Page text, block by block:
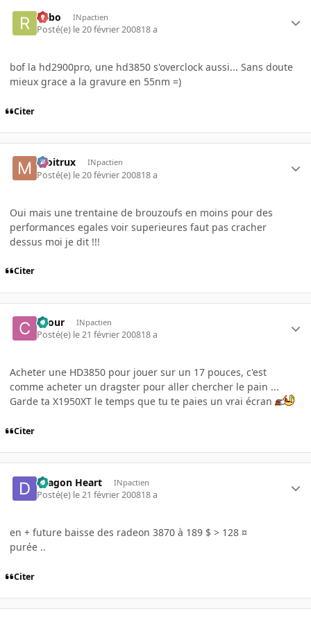
risbo INpactien
Posté(e) le 20 février 200818 a
bof la hd2900pro, une hd3850 s'overclock aussi... Sans doute
mieux grace a la gravure en 55nm =)
Citer
moitrux INpactien
Posté(e) le 20 février 200818 a
Oui mais une trentaine de brouzoufs en moins pour des
performances egales voir superieures faut pas cracher
dessus moi je dit !!!
Citer
chour INpactien
Posté(e) le 21 février 200818 a
Acheter une HD3850 pour jouer sur un 17 pouces, c'est
comme acheter un dragster pour aller chercher le pain ...
Garde ta X1950XT le temps que tu te paies un vrai écran
Citer
Dragon Heart INpactien
Posté(e) le 21 février 200818 a
en + future baisse des radeon 3870 à 189 $ > 128 ¤
purée ..
Citer